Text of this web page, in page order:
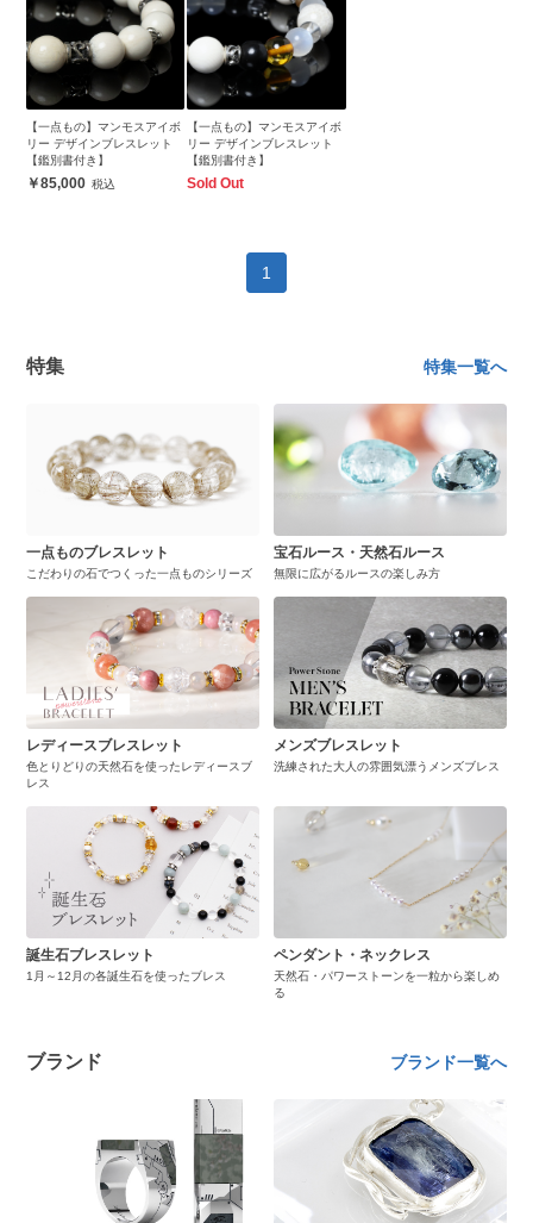
【一点もの】マンモスアイボ
リー デザインブレスレット
【鑑別書付き】
85,000
【一点もの】マンモスアイボ
リー デザインブレスレット
【鑑別書付き】
Sold Out
1
特集 特集一覧へ
一点ものブレスレット
こだわりの石でつくった一点ものシリーズ
宝石ルース・天然石ルース
無限に広がるルースの楽しみ方
レディースブレスレット
色とりどりの天然石を使ったレディースブ
レス
メンズブレスレット
洗練された大人の雰囲気漂うメンズブレス
誕生石ブレスレット
1月～12月の各誕生石を使ったブレス
ペンダント・ネックレス
天然石・パワーストーンを一粒から楽しめ
る
ブランド ブランド一覧へ